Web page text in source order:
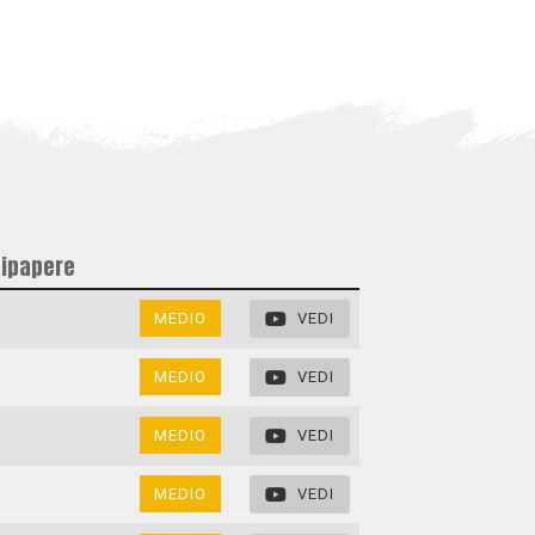
MEDIO VEDI
MEDIO VEDI
MEDIO VEDI
MEDIO VEDI